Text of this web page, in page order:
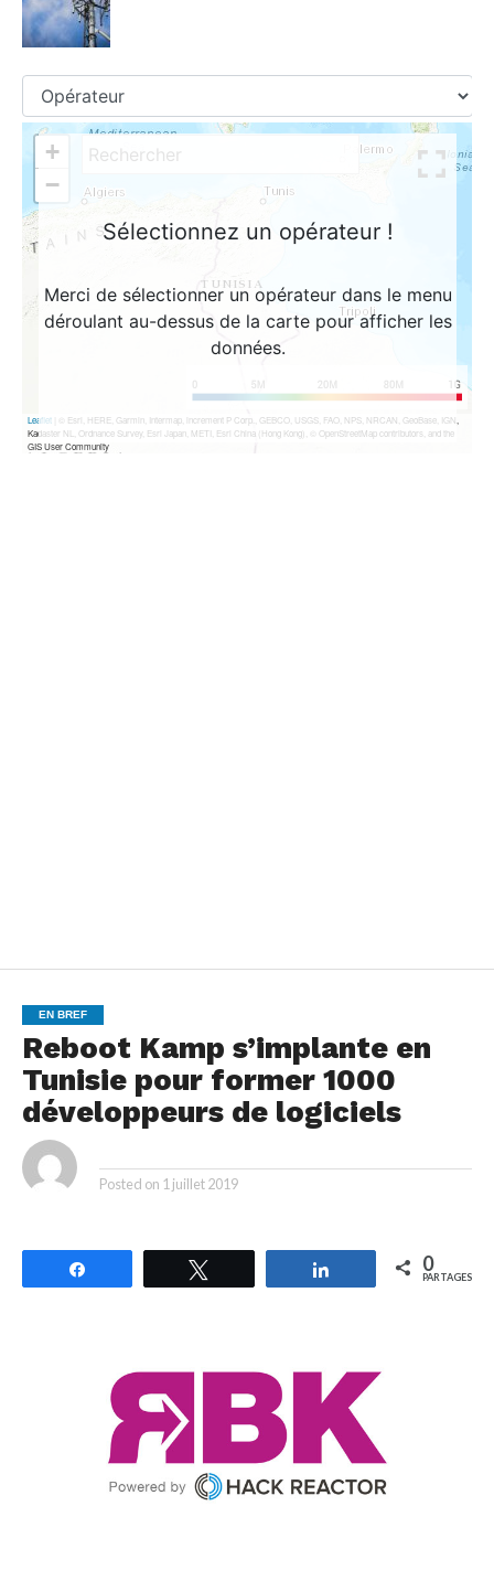
EN BREF
Reboot Kamp s’implante en
Tunisie pour former 1000
développeurs de logiciels
Posted on 1 juillet 2019
Partagez 0
PARTAGES